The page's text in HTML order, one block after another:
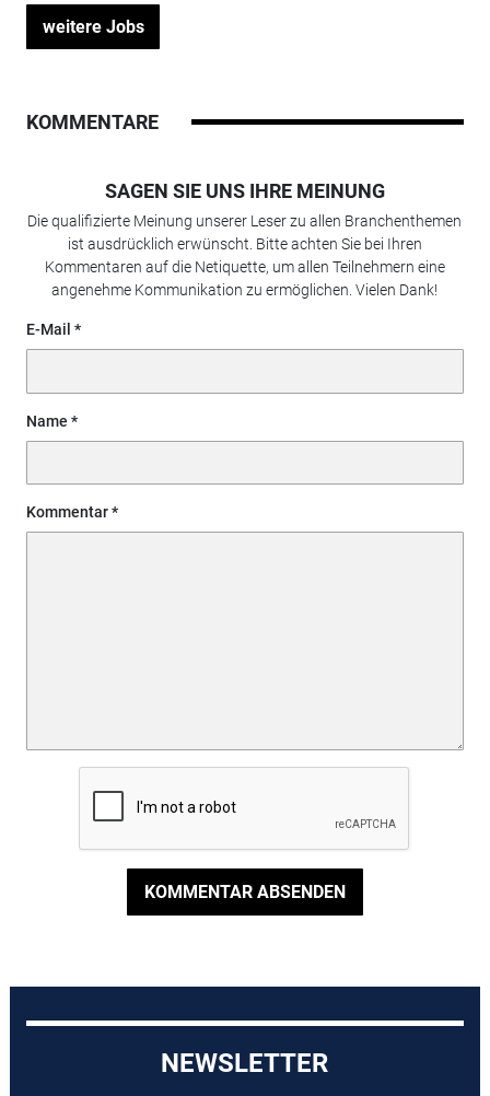
weitere Jobs
KOMMENTARE
SAGEN SIE UNS IHRE MEINUNG
Die qualifizierte Meinung unserer Leser zu allen Branchenthemen
ist ausdrücklich erwünscht. Bitte achten Sie bei Ihren
Kommentaren auf die Netiquette, um allen Teilnehmern eine
angenehme Kommunikation zu ermöglichen. Vielen Dank!
E-Mail
Name
Kommentar
KOMMENTAR ABSENDEN
NEWSLETTER